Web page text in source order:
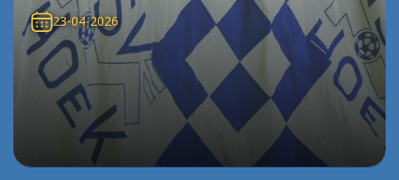
23-04-2026